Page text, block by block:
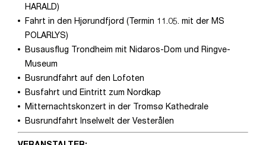
HARALD)
Fahrt in den Hjørundfjord (Termin 11.05. mit der MS
POLARLYS)
Busausflug Trondheim mit Nidaros-Dom und Ringve-
Museum
Busrundfahrt auf den Lofoten
Busfahrt und Eintritt zum Nordkap
Mitternachtskonzert in der Tromsø Kathedrale
Busrundfahrt Inselwelt der Vesterålen